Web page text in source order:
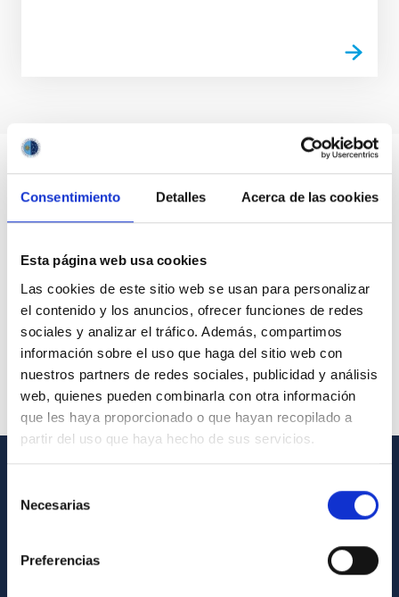
Consentimiento Detalles Acerca de las cookies
Esta página web usa cookies
Las cookies de este sitio web se usan para personalizar
el contenido y los anuncios, ofrecer funciones de redes
sociales y analizar el tráfico. Además, compartimos
información sobre el uso que haga del sitio web con
nuestros partners de redes sociales, publicidad y análisis
web, quienes pueden combinarla con otra información
que les haya proporcionado o que hayan recopilado a
partir del uso que haya hecho de sus servicios.
Necesarias
Preferencias
How to get to the IAC